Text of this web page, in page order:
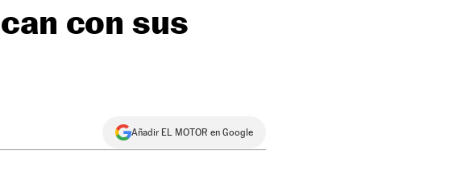
con sus
Añadir EL MOTOR en Google